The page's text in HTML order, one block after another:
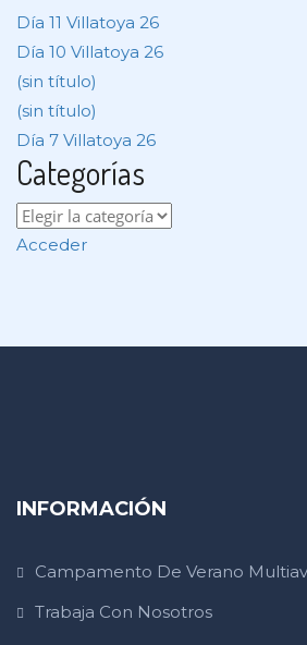
Día 11 Villatoya 26
Día 10 Villatoya 26
(sin título)
(sin título)
Día 7 Villatoya 26
Categorías
Acceder
INFORMACIÓN
Campamento De Verano
Trabaja Con Nosotros